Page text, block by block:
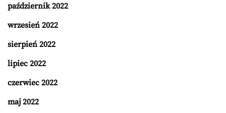
październik 2022
wrzesień 2022
sierpień 2022
lipiec 2022
czerwiec 2022
maj 2022